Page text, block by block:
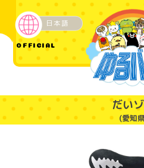
OFFICIAL
日本語
だい
(愛知